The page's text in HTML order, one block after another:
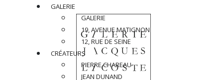
GALERIE
GALERIE
19, AVENUE MATIGNON
12, RUE DE SEINE
CRÉATEURS
PIERRE CHAREAU
JEAN DUNAND